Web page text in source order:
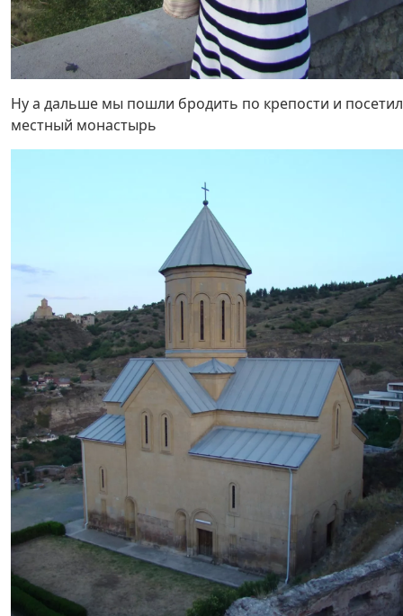
Ну а дальше мы пошли бродить по крепости и
местный монастырь